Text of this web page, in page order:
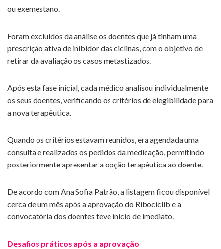
ou exemestano.
Foram excluídos da análise os doentes que já tinham uma
prescrição ativa de inibidor das ciclinas, com o objetivo de
retirar da avaliação os casos metastizados.
Após esta fase inicial, cada médico analisou individualmente
os seus doentes, verificando os critérios de elegibilidade para
a nova terapêutica.
Quando os critérios estavam reunidos, era agendada uma
consulta e realizados os pedidos da medicação, permitindo
posteriormente apresentar a opção terapêutica ao doente.
De acordo com Ana Sofia Patrão, a listagem ficou disponível
cerca de um mês após a aprovação do Ribociclib e a
convocatória dos doentes teve início de imediato.
Desafios práticos após a aprovação